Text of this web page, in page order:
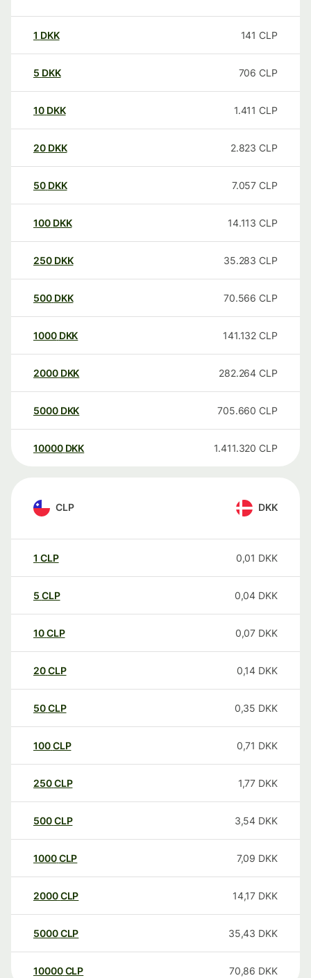
1 DKK 141 CLP
5 DKK 706 CLP
10 DKK 1.411 CLP
20 DKK 2.823 CLP
50 DKK 7.057 CLP
100 DKK 14.113 CLP
250 DKK 35.283 CLP
500 DKK 70.566 CLP
1000 DKK 141.132 CLP
2000 DKK 282.264 CLP
5000 DKK 705.660 CLP
10000 DKK 1.411.320 CLP
CLP DKK
1 CLP 0,01 DKK
5 CLP 0,04 DKK
10CLP 0,07 DKK
20CLP 0,14 DKK
50CLP 0,35 DKK
100CLP 0,71 DKK
250CLP 1,77 DKK
500CLP 3,54 DKK
1000CLP 7,09 DKK
2000CLP 14,17 DKK
5000CLP 35,43 DKK
10000 CLP 70,86 DKK